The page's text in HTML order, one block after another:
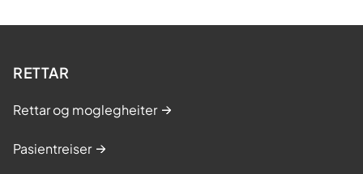
RETTAR
Rettar og moglegheiter
Pasientreiser